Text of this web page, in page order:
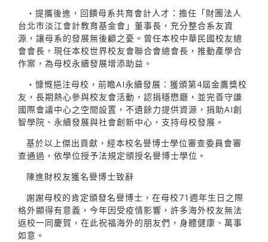
・提攜後進，回饋母系共育會計人才：擔任「財團法人
台北巿淡江會計教育基金會」董事長，充分整合系友資
源，讓母系的發展無後顧之憂。曾任本校中華民國校友總
會會長，現任本校世界校友會聯合會總會長，推動產學合
作案，為母校永續發展增添助益。
・慷慨挹注母校，前瞻AI永續發展：獲頒第4屆金鷹獎校
友，長期熱心參與校友會活動，認捐穩懋廳，並完善守謙
國際會議中心之空間設置，不遺餘力提供資源，捐助AI創
智學院、永續發展與社會創新中心，支持母校發展。
基於以上傑出貢獻，經本校名譽博士學位審查委員會審
查通過，依學位授予法規定頒授名譽博士學位。
陳進財校友獲名譽博士致辭
謝謝母校的肯定頒發名譽博士，在母校71週年生日之際
格外顯得有意義，今年因受疫情影響，許多海外校友無法
返校一同慶賀，在此祝福海外的朋友們，身體健康、萬事
如意。